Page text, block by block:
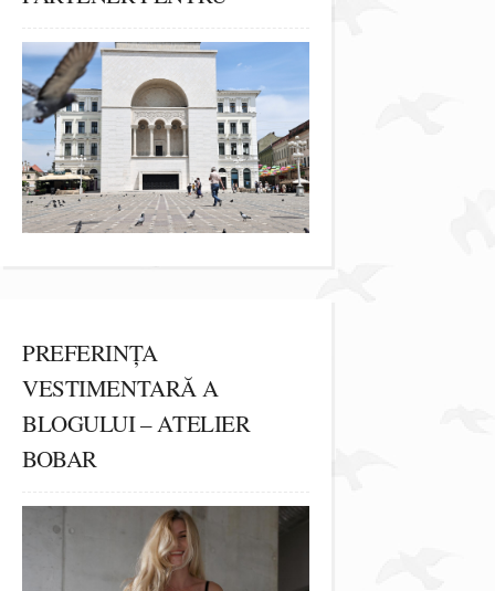
PREFERINȚA
VESTIMENTARĂ A
BLOGULUI – ATELIER
BOBAR